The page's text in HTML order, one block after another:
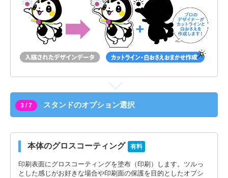
3 / 7 スタンドのオプション選択
本体のグロスコーティング 有料
印刷表面にグロスコーティングを塗布（印刷）します。ツルっ
とした感じがお好きな場合や印刷面の保護を目的としたオプシ